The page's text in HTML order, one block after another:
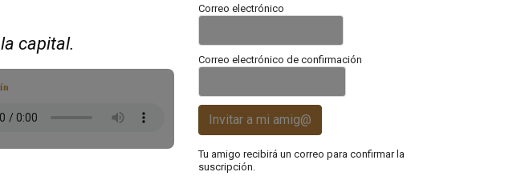
capital.
Correo electrónico
Correo electrónico de confirmación
Invitar a mi amig@
Tu amigo recibirá un correo para confirmar la
suscripción.